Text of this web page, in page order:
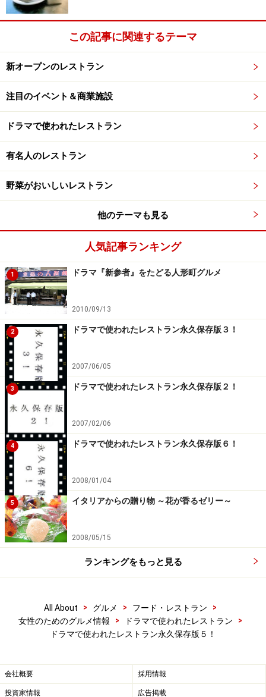
この記事に関連するテーマ
新オープンのレストラン
注目のイベント＆商業施設
ドラマで使われたレストラン
有名人のレストラン
野菜がおいしいレストラン
他のテーマも見る
人気記事ランキング
1 ドラマ『新参者』をたどる人形町グルメ
2010/09/13
2 ドラマで使われたレストラン永久保存版３！
2007/06/05
3 ドラマで使われたレストラン永久保存版２！
2007/02/06
4 ドラマで使われたレストラン永久保存版６！
2008/01/04
5 イタリアからの贈り物 ～花が香るゼリー～
2008/05/15
ランキングをもっと見る
All About > グルメ > フード・レストラン
>
女性のためのグルメ情報
> ドラマで使われたレストラン
>
ドラマで使われたレストラン永久保存版５！
会社概要 採用情報
投資家情報 広告掲載